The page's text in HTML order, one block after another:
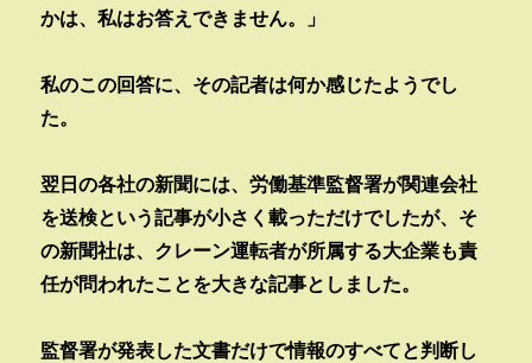
かは、私はお答えできません。」
私のこの回答に、その記者は何か感じたようでし
た。
翌日の各社の新聞には、労働基準監督署が関連会社
を送検という記事が小さく載っただけでしたが、そ
の新聞社は、クレーン運転者が所属する大企業も責
任が問われたことを大きな記事としました。
監督署が発表した文書だけで情報のすべてと判断し